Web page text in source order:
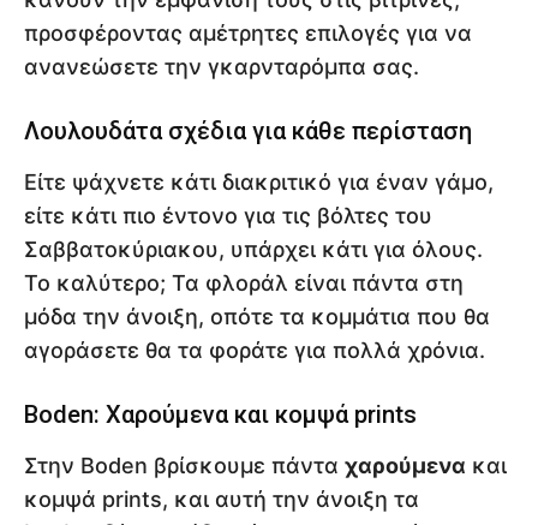
προσφέροντας αμέτρητες επιλογές για να
ανανεώσετε την γκαρνταρόμπα σας.
Λουλουδάτα σχέδια για κάθε περίσταση
Είτε ψάχνετε κάτι διακριτικό για έναν γάμο,
είτε κάτι πιο έντονο για τις βόλτες του
Σαββατοκύριακου, υπάρχει κάτι για όλους.
Το καλύτερο; Τα φλοράλ είναι πάντα στη
μόδα την άνοιξη, οπότε τα κομμάτια που θα
αγοράσετε θα τα φοράτε για πολλά χρόνια.
Boden: Χαρούμενα και κομψά prints
Στην Boden βρίσκουμε πάντα χαρούμενα και
κομψά prints, και αυτή την άνοιξη τα